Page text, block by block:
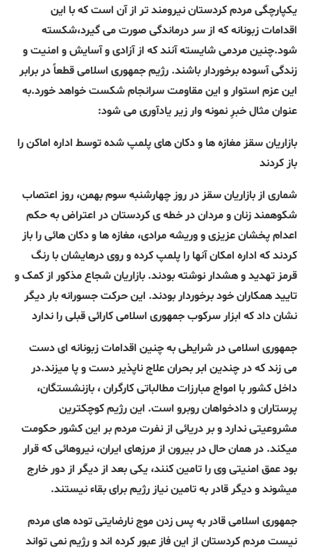
یکپارچگی مردم کردستان نیرومند تر از آن است که با این
اقدامات زبونانه که از سر درماندگی صورت می گیرد،شکسته
شود.چنین مردمی شایسته آنند که از آزادی و آسایش و امنیت و
زندگی آسوده برخوردار باشند. رژیم جمهوری اسلامی قطعاً در برابر
این عزم استوار و این مقاومت سرانجام شکست خواهد خورد.به
عنوان مثال خبرِ نمونه وار زیر یادآوری می شود:
بازاریان سقز مغازه ها و دکان های پلمپ شده توسط اداره اماکن را
باز کردند
شماری از بازاریان سقز در روز چهارشنبه سوم بهمن، روز اعتصاب
شکوهمند زنان و مردان در خطه ی کردستان در اعتراض به حکم
اعدام پخشان عزیزی و وریشه مرادی، مغازه ها و دکان هائی را باز
کردند که اداره امکان آنها را پلمپ کرده و روی درهایشان با رنگ
قرمز تهدید و هشدار نوشته بودند. بازاریان شجاع مذکور از کمک و
تایید همکاران خود برخوردار بودند. این حرکت جسورانه بار دیگر
نشان داد که ابزار سرکوب جمهوری اسلامی کارائی قبلی را ندارد
جمهوری اسلامی در شرایطی به چنین اقدامات زبونانه ای دست
می زند که در چندین ابر بحران علاج ناپذیر دست و پا میزند.در
داخل کشور با امواج مبارزات مطالباتی کارگران ، بازنشستگان،
پرستاران و دادخواهان روبرو است. این رژیم کوچکترین
مشروعیتی ندارد و بر دریائی از نفرت مردم بر این کشور حکومت
میکند. در همان حال در بیرون از مرزهای ایران، نیروهائی که قرار
بود عمق امنیتی وی را تامین کنند، یکی بعد از دیگر از دور خارج
میشوند و دیگر قادر به تامین نیاز رژیم برای بقاء نیستند.
جمهوری اسلامی قادر به پس زدن موج نارضایتی توده های مردم
نیست مردم کردستان از این فاز عبور کرده اند و رژیم نمی تواند